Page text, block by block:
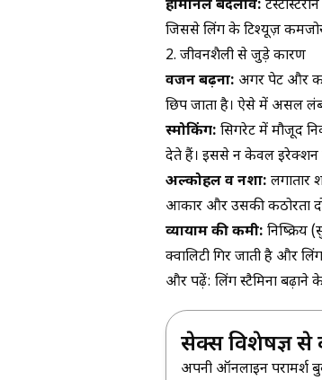
हार्मोनल बदलाव:
जिससे लिंग के टिश्यूज़
2. जीवनशैली से जुड़े कारण
वजन बढ़ना: अगर पेट और
छिप जाता है। ऐसे में असल
स्मोकिंग: सिगरेट में मौजूद
देते हैं। इससे न केवल इरेक्शन
अल्कोहल व नशा: लगातार
आकार और उसकी कठोरता
व्यायाम की कमी:
क्वालिटी गिर जाती है और
और पढ़ें: लिंग स्टैमिना बढ़ाने
सेक्स विशेषज्ञ से
अपनी ऑनलाइन परामर्श